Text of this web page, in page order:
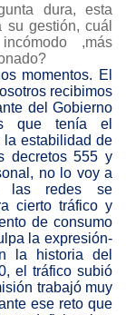
dura, esta
gestión, cuál
,más
momentos. El
recibimos
del Gobierno
que tenía el
la estabilidad de
decretos 555 y
no lo voy a
las redes se
cierto tráfico y
de consumo
la expresión-
la historia del
el tráfico subió
trabajó muy
ese reto que